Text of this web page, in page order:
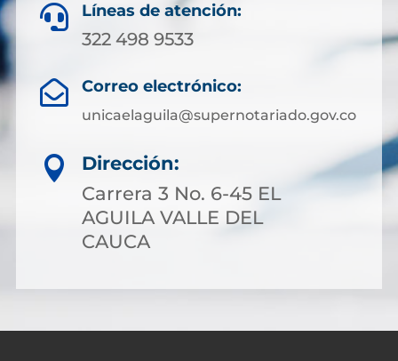
 Líneas de atención:
322 498 9533
 Correo electrónico:
unicaelaguila@supernotariado.gov.co

Dirección:
Carrera 3 No. 6-45 EL
AGUILA VALLE DEL
CAUCA